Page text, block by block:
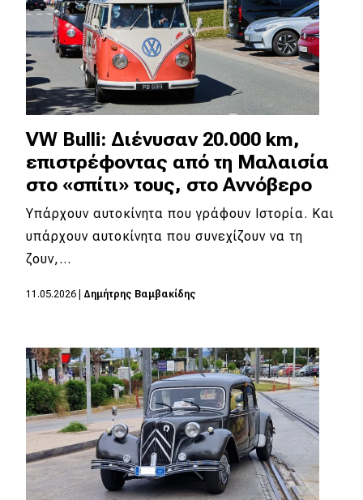
VW Bulli: Διένυσαν 20.000 km,
επιστρέφοντας από τη Μαλαισία
στο «σπίτι» τους, στο Αννόβερο
Υπάρχουν αυτοκίνητα που γράφουν Ιστορία. Και
υπάρχουν αυτοκίνητα που συνεχίζουν να τη
ζουν,…
11.05.2026 Δημήτρης Βαμβακίδης